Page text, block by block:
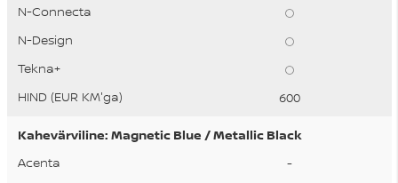
600
Kahevärviline: Magnetic Blue / Metallic Black
-